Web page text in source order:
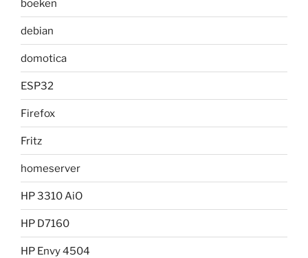
boeken
debian
domotica
ESP32
Firefox
Fritz
homeserver
HP 3310 AiO
HP D7160
HP Envy 4504